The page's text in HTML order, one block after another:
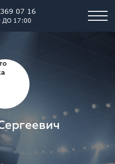
07 16
ДО 17:00